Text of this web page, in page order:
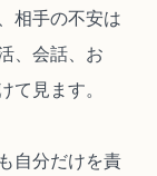
相手の不安は
、会話、お
て見ます。
自分だけを責